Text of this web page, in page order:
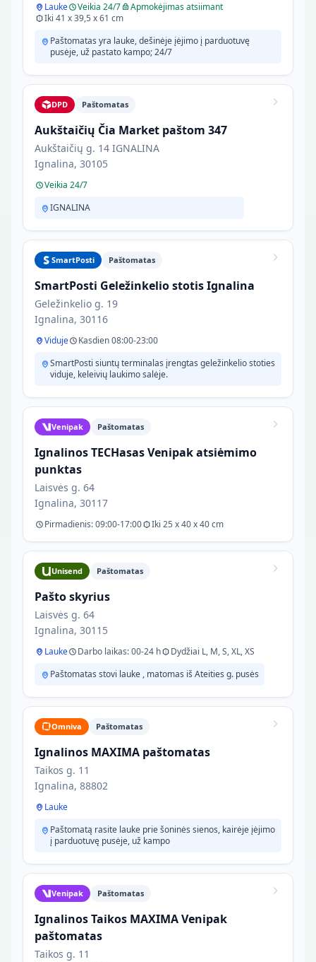
Lauke Veikia 24/7
Apmokėjimas atsiimant
Iki 41 x 39,5 x 61 cm
Paštomatas yra lauke, dešinėje įėjimo į parduotuvę
pusėje, už pastato kampo; 24/7
DPD Paštomatas
Aukštaičių Čia Market paštom 347
Aukštaičių g. 14 IGNALINA
Ignalina, 30105
Veikia 24/7
IGNALINA
SmartPosti Paštomatas
SmartPosti Geležinkelio stotis Ignalina
Geležinkelio g. 19
Ignalina, 30116
Viduje
Kasdien 08:00-23:00
SmartPosti siuntų terminalas įrengtas geležinkelio stoties
viduje, keleivių laukimo salėje.
Venipak Paštomatas
Ignalinos TECHasas Venipak atsiėmimo
punktas
Laisvės g. 64
Ignalina, 30117
Pirmadienis: 09:00-17:00 Iki 25 x 40 x 40 cm
Unisend Paštomatas
Pašto skyrius
Laisvės g. 64
Ignalina, 30115
Lauke Darbo laikas: 00-24 h
Dydžiai L, M, S, XL, XS
Paštomatas stovi lauke , matomas iš Ateities g. pusės
Omniva Paštomatas
Ignalinos MAXIMA paštomatas
Taikos g. 11
Ignalina, 88802
Lauke
Paštomatą rasite lauke prie šoninės sienos, kairėje įėjimo
į parduotuvę pusėje, už kampo
Venipak Paštomatas
Ignalinos Taikos MAXIMA Venipak
paštomatas
Taikos g. 11